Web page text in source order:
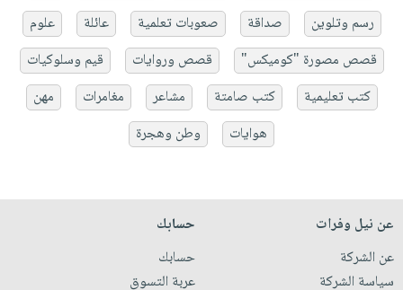
رسم وتلوين
صداقة صعوبات تعلمية عائلة
علوم
قصص مصورة "كوميكس"
قصص وروايات
قيم وسلوكيات
كتب تعليمية
كتب صامتة مشاعر مغامرات
مهن
هوايات
وطن وهجرة
عن نيل وفرات
عن الشركة
سياسة الشركة
حسابك
حسابك
عربة التسوق